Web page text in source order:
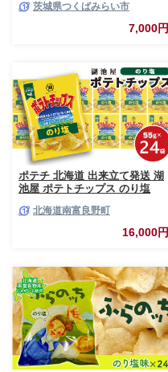
茨城県つくばみらい市
7,000円
ポテチ 北海道 出来立て発送 湖
池屋 ポテトチップス のり塩
じゃがいも スナック スナック
菓子 ポテトチップ チップス ポ
テト 芋 菓子 お菓子 おやつ 大
ヤ 富良野
北海道南富良野町
16,000円